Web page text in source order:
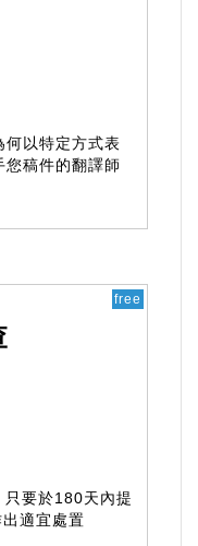
何以特定方式表
稿件的翻譯師
free
要於180天內提
適宜處置